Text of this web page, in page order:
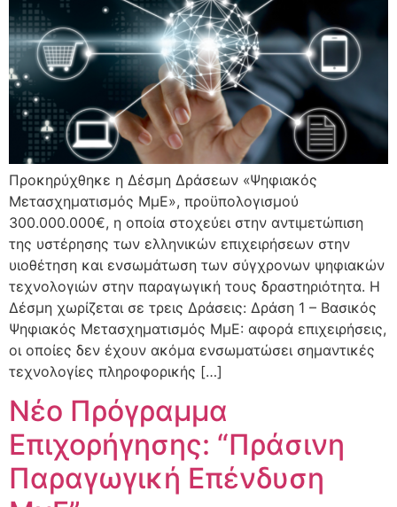
Προκηρύχθηκε η Δέσμη Δράσεων «Ψηφιακός
Μετασχηματισμός ΜμΕ», προϋπολογισμού
300.000.000€, η οποία στοχεύει στην αντιμετώπιση
της υστέρησης των ελληνικών επιχειρήσεων στην
υιοθέτηση και ενσωμάτωση των σύγχρονων ψηφιακών
τεχνολογιών στην παραγωγική τους δραστηριότητα. Η
Δέσμη χωρίζεται σε τρεις Δράσεις: Δράση 1 – Βασικός
Ψηφιακός Μετασχηματισμός ΜμΕ: αφορά επιχειρήσεις,
οι οποίες δεν έχουν ακόμα ενσωματώσει σημαντικές
τεχνολογίες πληροφορικής […]
Νέο Πρόγραμμα
Επιχορήγησης: “Πράσινη
Παραγωγική Επένδυση